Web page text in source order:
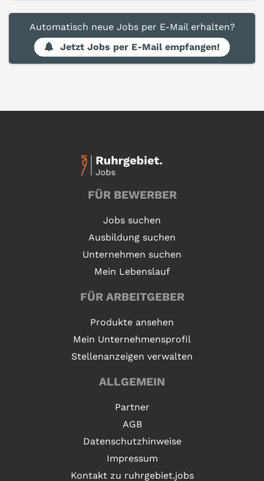
Automatisch neue Jobs per E-Mail erhalten?
Jetzt Jobs per E-Mail empfangen!
FÜR BEWERBER
Jobs suchen
Ausbildung suchen
Unternehmen suchen
Mein Lebenslauf
FÜR ARBEITGEBER
Produkte ansehen
Mein Unternehmensprofil
Stellenanzeigen verwalten
ALLGEMEIN
Partner
AGB
Datenschutzhinweise
Impressum
Kontakt zu ruhrgebiet.jobs